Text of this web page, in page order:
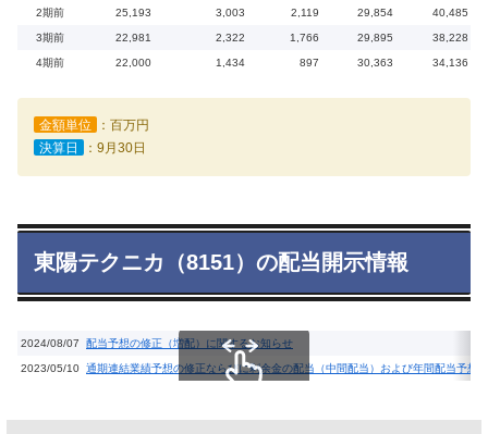
2期前 25,193 3,003 2,119 29,854 40,485
3期前 22,981 2,322 1,766 29,895 38,228
4期前 22,000 1,434 897 30,363 34,136
金額単位
：百万円
決算日
：9月30日
東陽テクニカ（8151）の配当開示情報
2024/08/07 配当予想の修正（増配）に関するお知らせ
2023/05/10 通期連結業績予想の修正ならびに剰余金の配当（中間配当）および年間配当予想